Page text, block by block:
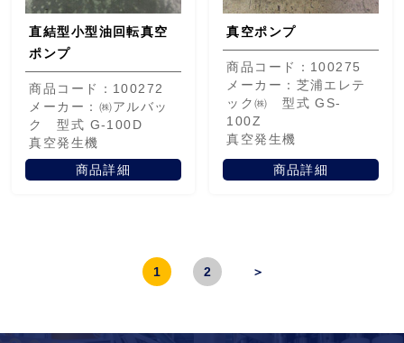
直結型小型油回転真空
ポンプ
商品コード：100272
メーカー：㈱アルバッ
ク 型式 G-100D
真空発生機
商品詳細
真空ポンプ
商品コード：100275
メーカー：芝浦エレテ
ック㈱ 型式 GS-
100Z
真空発生機
商品詳細
1 2 ＞